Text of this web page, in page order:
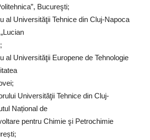
Bucureşti;
al Universităţii Tehnice din Cluj-Napoca
al Universităţii Europene de Tehnologie
Universităţii Tehnice din Cluj-
Național de
pentru Chimie şi Petrochimie